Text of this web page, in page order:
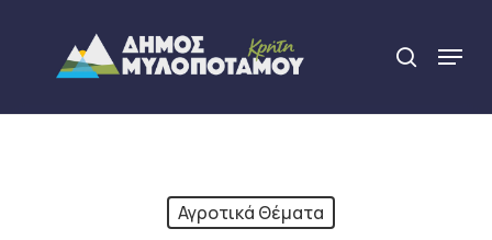
content
search
Menu
Αγροτικά Θέματα
Close